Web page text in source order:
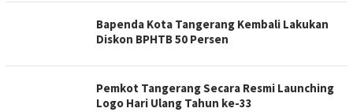
Bapenda Kota Tangerang Kembali Lakukan
Diskon BPHTB 50 Persen
Pemkot Tangerang Secara Resmi Launching
Logo Hari Ulang Tahun ke-33